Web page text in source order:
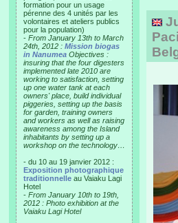
formation pour un usage
pérenne des 4 unités par les
volontaires et ateliers publics
pour la population)
- From January 13th to March
24th, 2012 : Mission biogas
in Nanumea Objectives :
insuring that the four digesters
implemented late 2010 are
working to satisfaction, setting
up one water tank at each
owners' place, build individual
piggeries, setting up the basis
for garden, training owners
and workers as well as raising
awareness among the Island
inhabitants by setting up a
workshop on the technology…
- du 10 au 19 janvier 2012 :
Exposition photographique
traditionnelle au Vaiaku Lagi
Hotel
- From January 10th to 19th,
2012 : Photo exhibition at the
Vaiaku Lagi Hotel